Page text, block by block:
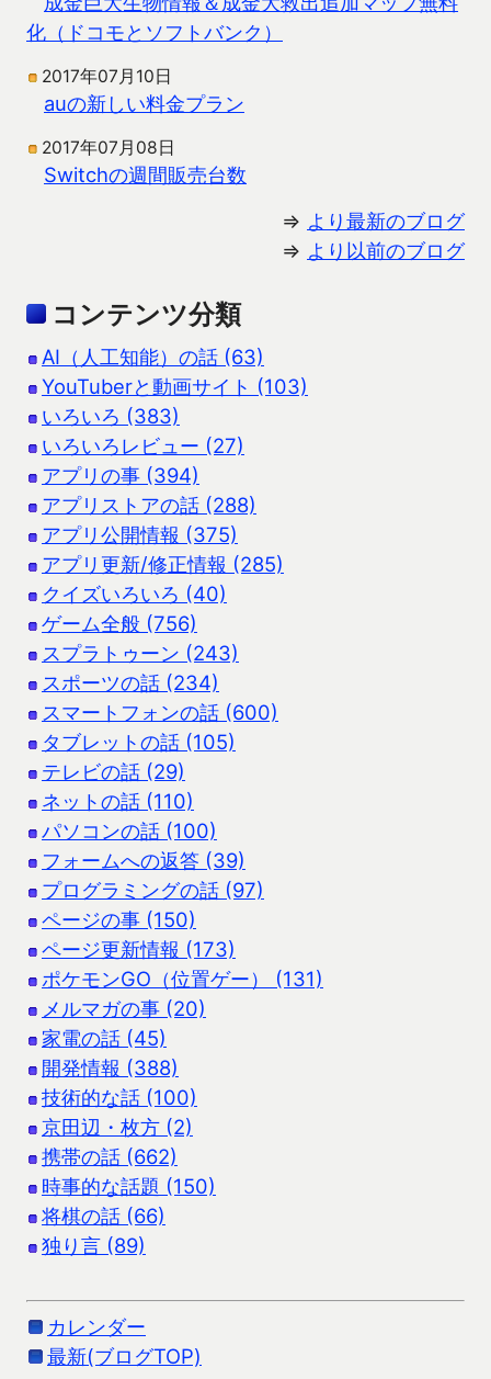
化（ドコモとソフトバンク）
2017年07月10日
auの新しい料金プラン
2017年07月08日
Switchの週間販売台数
⇒ より最新のブログ
⇒ より以前のブログ
コンテンツ分類
AI（人工知能）の話 (63)
YouTuberと動画サイト (103)
いろいろ (383)
いろいろレビュー (27)
アプリの事 (394)
アプリストアの話 (288)
アプリ公開情報 (375)
アプリ更新/修正情報 (285)
クイズいろいろ (40)
ゲーム全般 (756)
スプラトゥーン (243)
スポーツの話 (234)
スマートフォンの話 (600)
タブレットの話 (105)
テレビの話 (29)
ネットの話 (110)
パソコンの話 (100)
フォームへの返答 (39)
プログラミングの話 (97)
ページの事 (150)
ページ更新情報 (173)
ポケモンGO（位置ゲー） (131)
メルマガの事 (20)
家電の話 (45)
開発情報 (388)
技術的な話 (100)
京田辺・枚方 (2)
携帯の話 (662)
時事的な話題 (150)
将棋の話 (66)
独り言 (89)
カレンダー
最新(ブログTOP)